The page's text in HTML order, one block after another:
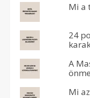
Mi a
24
A
Mi